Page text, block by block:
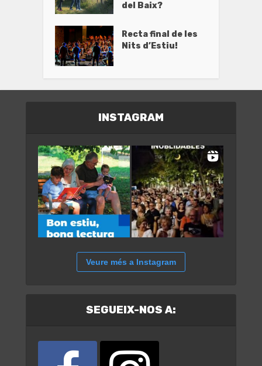
del Baix?
Recta final de les
Nits d’Estiu!
INSTAGRAM
Veure més a Instagram
SEGUEIX-NOS A: